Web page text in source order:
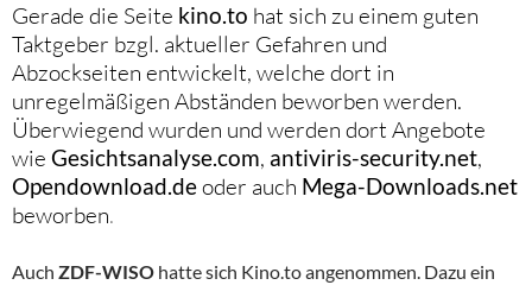
Gerade die Seite kino.to hat sich zu einem guten
Taktgeber bzgl. aktueller Gefahren und
Abzockseiten entwickelt, welche dort in
unregelmäßigen Abständen beworben werden.
Überwiegend wurden und werden dort Angebote
wie Gesichtsanalyse.com, antiviris-security.net,
Opendownload.deoder auch Mega-Downloads.net
beworben.
Auch ZDF-WISO hatte sich Kino.to angenommen. Dazu ein